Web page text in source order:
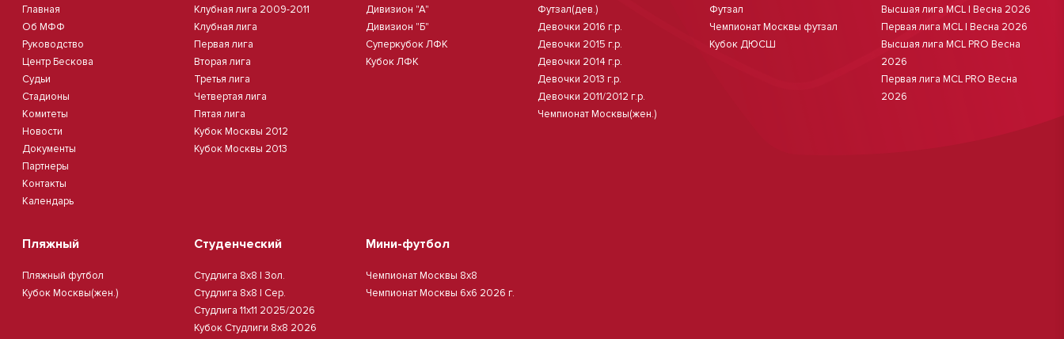
Главная
Об МФФ
Руководство
Центр Бескова
Судьи
Стадионы
Комитеты
Новости
Документы
Партнеры
Контакты
Календарь
Клубная лига 2009-2011
Клубная лига
Первая лига
Вторая лига
Третья лига
Четвертая лига
Пятая лига
Кубок Москвы 2012
Кубок Москвы 2013
Дивизион "А"
Дивизион "Б"
Суперкубок ЛФК
Кубок ЛФК
Футзал(дев.)
Девочки 2016 г.р.
Девочки 2015 г.р.
Девочки 2014 г.р.
Девочки 2013 г.р.
Девочки 2011/2012 г.р.
Чемпионат Москвы(жен.)
Футзал
Чемпионат Москвы футзал
Кубок ДЮСШ
Высшая лига MCL | Весна 2026
Первая лига MCL | Весна 2026
Высшая лига MCL PRO Весна
2026
Первая лига MCL PRO Весна
2026
Пляжный
Пляжный футбол
Кубок Москвы(жен.)
Студенческий
Студлига 8х8 | Зол.
Студлига 8х8 | Сер.
Студлига 11х11 2025/2026
Кубок Студлиги 8х8 2026
Мини-футбол
Чемпионат Москвы 8х8
Чемпионат Москвы 6х6 2026 г.